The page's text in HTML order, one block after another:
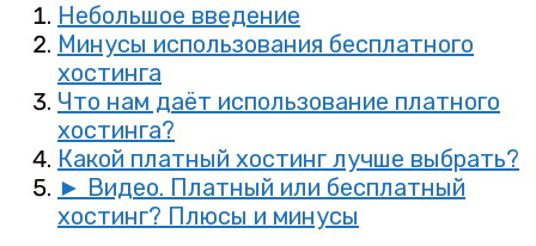
Небольшое введение
Минусы использования бесплатного
хостинга
Что нам даёт использование платного
хостинга?
Какой платный хостинг лучше выбрать?
► Видео. Платный или бесплатный
хостинг? Плюсы и минусы